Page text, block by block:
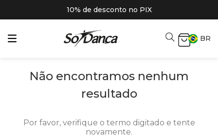
10% de desconto no PIX
BR
Não encontramos nenhum
resultado
Por favor, verifique o termo digitado e tente
novamente.